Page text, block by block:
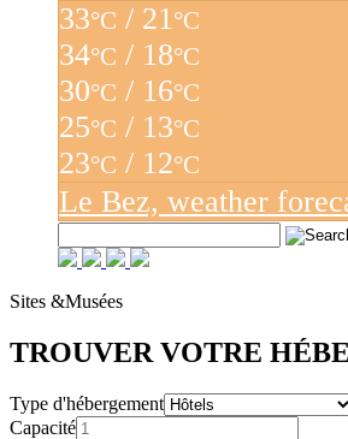
33°C / 21°C
34°C / 18°C
30°C / 16°C
25°C / 13°C
23°C / 12°C
Le Bez, weather
Sites &Musées
TROUVER VOTRE
Type d'hébergement
Capacité